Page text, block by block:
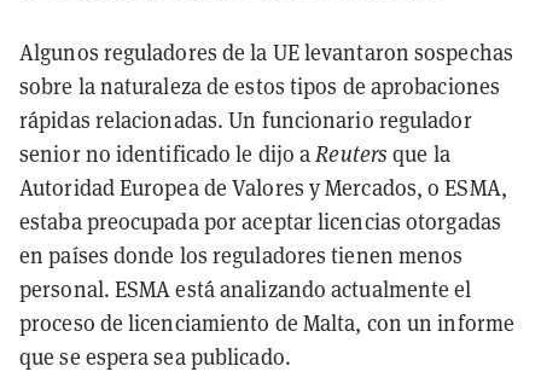
Algunos reguladores de la UE levantaron sospechas
sobre la naturaleza de estos tipos de aprobaciones
rápidas relacionadas. Un funcionario regulador
senior no identificado le dijo aReuters que la
Autoridad Europea de Valores y Mercados, o ESMA,
estaba preocupada por aceptar licencias otorgadas
en países donde los reguladores tienen menos
personal. ESMA está analizando actualmente el
proceso de licenciamiento de Malta, con un informe
que se espera sea publicado.